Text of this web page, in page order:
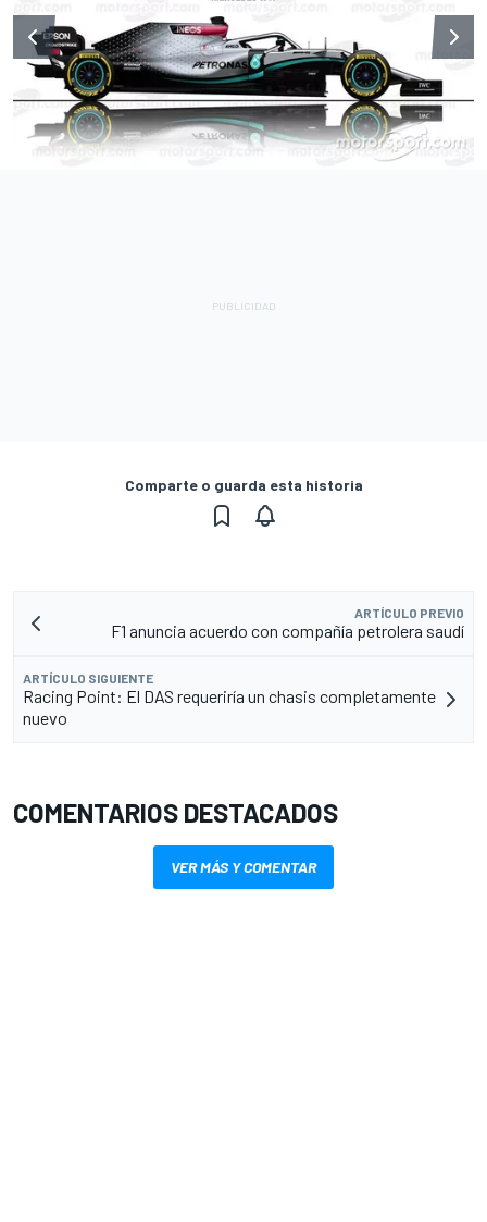
Comparte o guarda esta historia
ARTÍCULO PREVIO
F1 anuncia acuerdo con compañía petrolera saudí
ARTÍCULO SIGUIENTE
Racing Point: El DAS requeriría un chasis completamente
nuevo
COMENTARIOS DESTACADOS
VER MÁS Y COMENTAR